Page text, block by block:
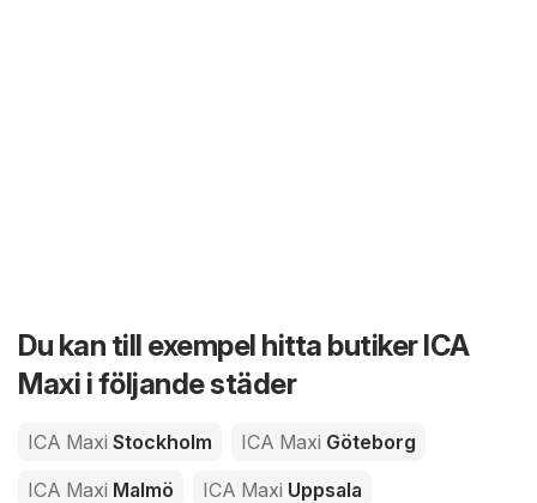
Du kan till exempel hitta butiker ICA
Maxi i följande städer
ICA Maxi Stockholm ICA Maxi Göteborg
ICA Maxi Malmö ICA Maxi Uppsala